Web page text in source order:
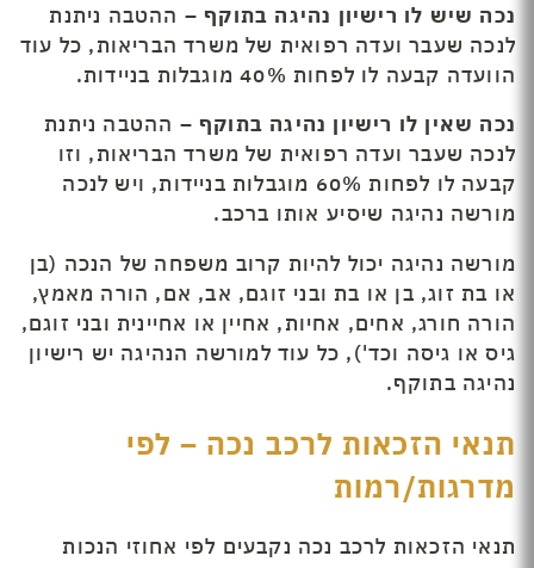
נכה שיש לו רישיון נהיגה בתוקף – ההטבה ניתנת
לנכה שעבר ועדה רפואית של משרד הבריאות, כל עוד
הוועדה קבעה לו לפחות 40% מוגבלות בניידות.
נכה שאין לו רישיון נהיגה בתוקף – ההטבה ניתנת
לנכה שעבר ועדה רפואית של משרד הבריאות, וזו
קבעה לו לפחות 60% מוגבלות בניידות, ויש לנכה
מורשה נהיגה שיסיע אותו ברכב.
מורשה נהיגה יכול להיות קרוב משפחה של הנכה (בן
או בת זוג, בן או בת ובני זוגם, אב, אם, הורה מאמץ,
הורה חורג, אחים, אחיות, אחיין או אחיינית ובני זוגם,
גיס או גיסה וכד'), כל עוד למורשה הנהיגה יש רישיון
נהיגה בתוקף.
תנאי הזכאות לרכב נכה – לפי
מדרגות/רמות
תנאי הזכאות לרכב נכה נקבעים לפי אחוזי הנכות